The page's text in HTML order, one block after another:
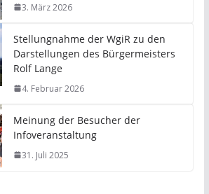
3. März 2026
Stellungnahme der WgiR zu den
Darstellungen des Bürgermeisters
Rolf Lange
4. Februar 2026
Meinung der Besucher der
Infoveranstaltung
31. Juli 2025